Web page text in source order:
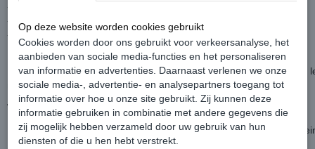
- VW
- Castrol (Olie)
- DCW (De Cargo Winkel)
In iedere maat te bestellen, houd wel rekening met een paar weken
mocht het een afwijkende maat zijn.
Worden speciaal op bestelling geproduceerd.
De T-shirts zweten niet en zijn stretch. Vallen in werkelijkheid iets
Op deze website worden cookies gebruikt
Cookies worden door ons gebruikt voor verkeersanalyse, het
aanbieden van sociale media-functies en het personaliseren
van informatie en advertenties. Daarnaast verlenen we onze
sociale media-, advertentie- en analysepartners toegang tot
informatie over hoe u onze site gebruikt. Zij kunnen deze
informatie gebruiken in combinatie met andere gegevens die
zij mogelijk hebben verzameld door uw gebruik van hun
diensten of die u hen hebt verstrekt.